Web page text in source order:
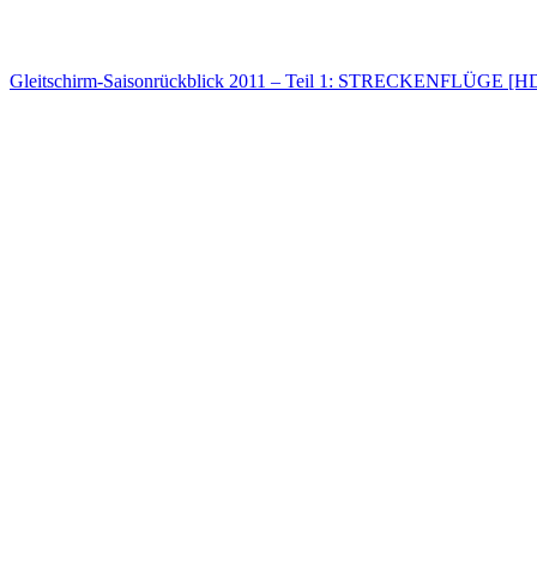
Gleitschirm-Saisonrückblick 2011 – Teil 1: STRECKENFLÜGE